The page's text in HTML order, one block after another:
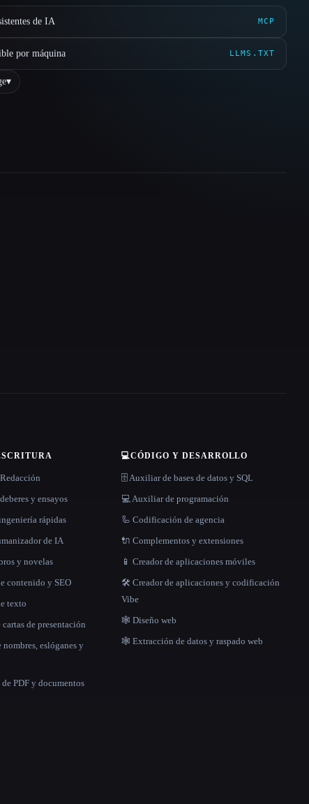
de IA MCP
por máquina LLMS.TXT
▾
y ensayos
rápidas
de IA
y novelas
contenido y SEO
texto
cartas de presentación
eslóganes y
de PDF y documentos
💻CÓDIGO Y DESARROLLO
🗄️ Auxiliar de bases de datos y SQL
💻 Auxiliar de programación
🦾 Codificación de agencia
🔌 Complementos y extensiones
📱 Creador de aplicaciones móviles
🛠️ Creador de aplicaciones y codificación
Vibe
🕸 Diseño web
🕸️ Extracción de datos y raspado web